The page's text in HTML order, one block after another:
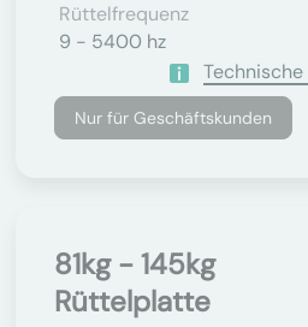
Rüttelfrequenz
9 - 5400 hz
Nur für Geschäftskunden
81kg - 145kg
Rüttelplatte